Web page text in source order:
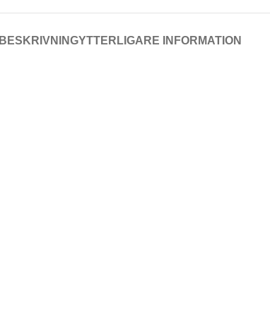
BESKRIVNINGYTTERLIGARE INFORMATION